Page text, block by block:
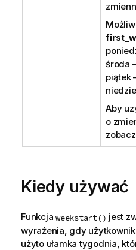
środa
piątek
Aby
o
zobacz
Kiedy używać
Funkcja weekstart() jest
wyrażenia, gdy
użyto ułamka tygodnia,